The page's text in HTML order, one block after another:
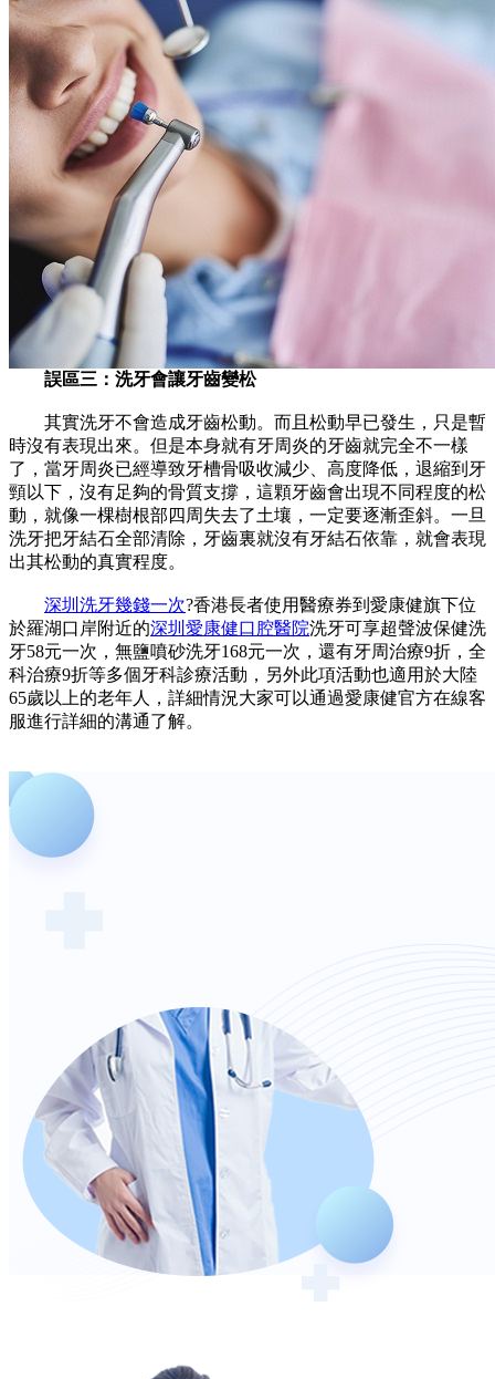
誤區三：洗牙會讓牙齒變松
其實洗牙不會造成牙齒松動。而且松動早已發生，只是暫
時沒有表現出來。但是本身就有牙周炎的牙齒就完全不一樣
了，當牙周炎已經導致牙槽骨吸收減少、高度降低，退縮到牙
頸以下，沒有足夠的骨質支撐，這顆牙齒會出現不同程度的松
動，就像一棵樹根部四周失去了土壤，一定要逐漸歪斜。一旦
洗牙把牙結石全部清除，牙齒裏就沒有牙結石依靠，就會表現
出其松動的真實程度。
深圳洗牙幾錢一次?香港長者使用醫療券到愛康健旗下位
於羅湖口岸附近的深圳愛康健口腔醫院洗牙可享超聲波保健洗
牙58元一次，無鹽噴砂洗牙168元一次，還有牙周治療9折，全
科治療9折等多個牙科診療活動，另外此項活動也適用於大陸
65歲以上的老年人，詳細情況大家可以通過愛康健官方在線客
服進行詳細的溝通了解。